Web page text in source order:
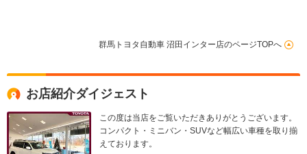
群馬トヨタ自動車 沼田インター店のページTOPへ
お店紹介ダイジェスト
この度は当店をご覧いただきありがとうございます。
コンパクト・ミニバン・SUVなど幅広い車種を取り揃
えております。